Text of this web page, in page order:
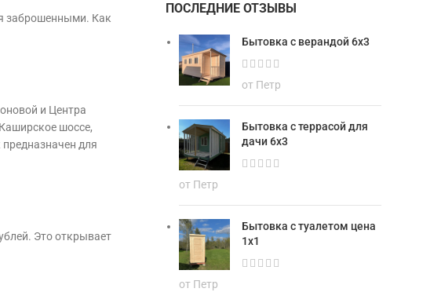
заброшенными. Как
и Центра
шоссе,
для
Это открывает
ПОСЛЕДНИЕ ОТЗЫВЫ
Бытовка с верандой 6х3
от Петр
Бытовка с террасой для
дачи 6х3
от Петр
Бытовка с туалетом цена
1х1
от Петр